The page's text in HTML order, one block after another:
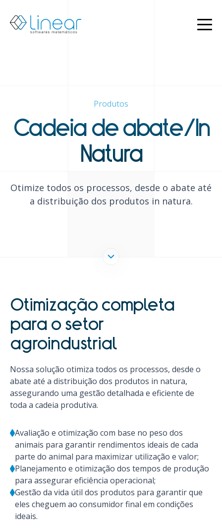
Restrito
Entrar
em
Produtos
Cadeia de abate/In
Natura
Otimize todos os processos, desde o abate até
a distribuição dos produtos in natura.
Otimização completa
para o setor
agroindustrial
Nossa solução otimiza todos os processos, desde o
abate até a distribuição dos produtos in natura,
assegurando uma gestão detalhada e eficiente de
toda a cadeia produtiva.
Avaliação e otimização com base no peso dos
animais para garantir rendimentos ideais de cada
parte do animal para maximizar utilização e valor;
Planejamento e otimização dos tempos de produção
para assegurar eficiência operacional;
Gestão da vida útil dos produtos para garantir que
eles cheguem ao consumidor final em condições
ideais.